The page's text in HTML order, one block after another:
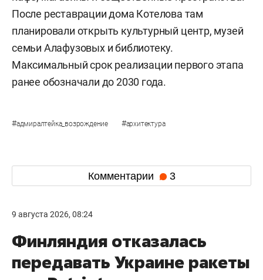
После реставрации дома Котелова там
планировали открыть культурный центр, музей
семьи Алафузовых и библиотеку.
Максимальный срок реализации первого этапа
ранее обозначали до 2030 года.
#адмиралтейка_возрождение #архитектура
Комментарии 3
9 августа 2026, 08:24
Финляндия отказалась
передавать Украине ракеты